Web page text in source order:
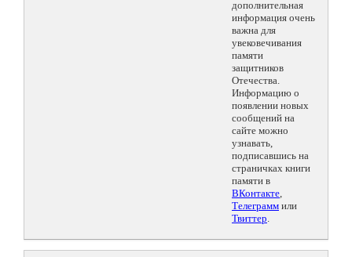
дополнительная
информация очень
важна для
увековечивания
памяти
защитников
Отечества.
Информацию о
появлении новых
сообщений на
сайте можно
узнавать,
подписавшись на
страничках книги
памяти в
ВКонтакте,
Телеграмм или
Твиттер.